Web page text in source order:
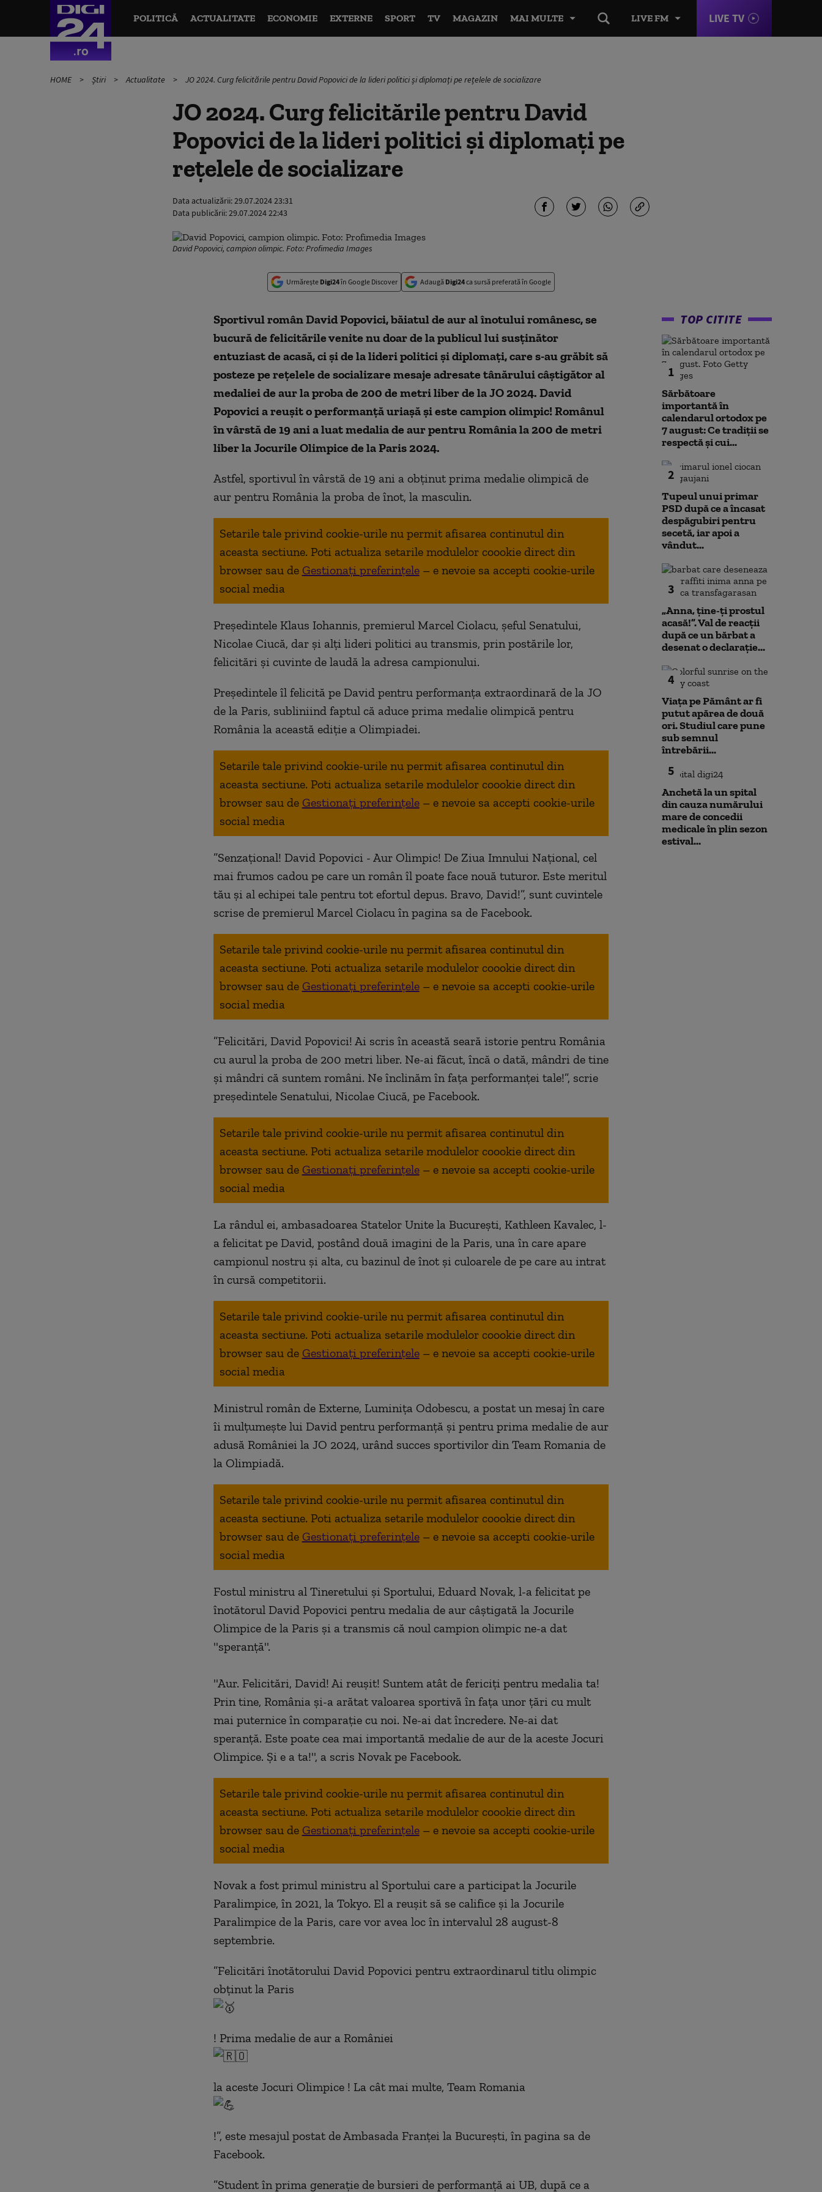
LIVE FM LIVE TV
POLITICĂ ACTUALITATE ECONOMIE EXTERNE SPORT TV MAGAZIN MAI MULTE
HOME Știri Actualitate JO 2024. Curg felicitările pentru David Popovici de la lideri politici și diplomați pe rețelele de socializare
JO 2024. Curg felicitările pentru David
Popovici de la lideri politici și diplomați pe
rețelele de socializare
Data actualizării:29.07.2024 23:31
Data publicării:29.07.2024 22:43
David Popovici, campion olimpic. Foto: Profimedia Images
Urmărește Digi24în Google Discover Adaugă Digi24ca sursă preferată în Google
Sportivul român David Popovici, băiatul de aur al înotului românesc, se
bucură de felicitările venite nu doar de la publicul lui susținător
entuziast de acasă, ci și de la lideri politici și diplomați, care s-au grăbit să
posteze pe rețelele de socializare mesaje adresate tânărului câștigător al
medaliei de aur la proba de 200 de metri liber de la JO 2024. David
Popovici a reușit o performanță uriașă și este campion olimpic! Românul
în vârstă de 19 ani a luat medalia de aur pentru România la 200 de metri
liber la Jocurile Olimpice de la Paris 2024.
Astfel, sportivul în vârstă de 19 ani a obținut prima medalie olimpică de
aur pentru România la proba de înot, la masculin.
Setarile tale privind cookie-urile nu permit afisarea continutul din
aceasta sectiune. Poti actualiza setarile modulelor coookie direct din
browser sau de Gestionați preferințele – e nevoie sa accepti cookie-urile
social media
Președintele Klaus Iohannis, premierul Marcel Ciolacu, șeful Senatului,
Nicolae Ciucă, dar și alți lideri politici au transmis, prin postările lor,
felicitări și cuvinte de laudă la adresa campionului.
Președintele îl felicită pe David pentru performanța extraordinară de la JO
de la Paris, subliniind faptul că aduce prima medalie olimpică pentru
România la această ediție a Olimpiadei.
Setarile tale privind cookie-urile nu permit afisarea continutul din
aceasta sectiune. Poti actualiza setarile modulelor coookie direct din
browser sau de Gestionați preferințele – e nevoie sa accepti cookie-urile
social media
”Senzațional! David Popovici - Aur Olimpic! De Ziua Imnului Național, cel
mai frumos cadou pe care un român îl poate face nouă tuturor. Este meritul
tău și al echipei tale pentru tot efortul depus. Bravo, David!”, sunt cuvintele
scrise de premierul Marcel Ciolacu în pagina sa de Facebook.
Setarile tale privind cookie-urile nu permit afisarea continutul din
aceasta sectiune. Poti actualiza setarile modulelor coookie direct din
browser sau de Gestionați preferințele – e nevoie sa accepti cookie-urile
social media
”Felicitări, David Popovici! Ai scris în această seară istorie pentru România
cu aurul la proba de 200 metri liber. Ne-ai făcut, încă o dată, mândri de tine
și mândri că suntem români. Ne înclinăm în fața performanței tale!”, scrie
președintele Senatului, Nicolae Ciucă, pe Facebook.
Setarile tale privind cookie-urile nu permit afisarea continutul din
aceasta sectiune. Poti actualiza setarile modulelor coookie direct din
browser sau de Gestionați preferințele – e nevoie sa accepti cookie-urile
social media
La rândul ei, ambasadoarea Statelor Unite la București, Kathleen Kavalec, l-
a felicitat pe David, postând două imagini de la Paris, una în care apare
campionul nostru și alta, cu bazinul de înot și culoarele de pe care au intrat
în cursă competitorii.
Setarile tale privind cookie-urile nu permit afisarea continutul din
aceasta sectiune. Poti actualiza setarile modulelor coookie direct din
browser sau de Gestionați preferințele – e nevoie sa accepti cookie-urile
social media
Ministrul român de Externe, Luminița Odobescu, a postat un mesaj în care
îi mulțumește lui David pentru performanță și pentru prima medalie de aur
adusă României la JO 2024, urând succes sportivilor din Team Romania de
la Olimpiadă.
Setarile tale privind cookie-urile nu permit afisarea continutul din
aceasta sectiune. Poti actualiza setarile modulelor coookie direct din
browser sau de Gestionați preferințele – e nevoie sa accepti cookie-urile
social media
Fostul ministru al Tineretului şi Sportului, Eduard Novak, l-a felicitat pe
înotătorul David Popovici pentru medalia de aur câştigată la Jocurile
Olimpice de la Paris şi a transmis că noul campion olimpic ne-a dat
''speranţă''.
''Aur. Felicitări, David! Ai reuşit! Suntem atât de fericiţi pentru medalia ta!
Prin tine, România şi-a arătat valoarea sportivă în faţa unor ţări cu mult
mai puternice în comparaţie cu noi. Ne-ai dat încredere. Ne-ai dat
speranţă. Este poate cea mai importantă medalie de aur de la aceste Jocuri
Olimpice. Şi e a ta!'', a scris Novak pe Facebook.
Setarile tale privind cookie-urile nu permit afisarea continutul din
aceasta sectiune. Poti actualiza setarile modulelor coookie direct din
browser sau de Gestionați preferințele – e nevoie sa accepti cookie-urile
social media
Novak a fost primul ministru al Sportului care a participat la Jocurile
Paralimpice, în 2021, la Tokyo. El a reuşit să se califice şi la Jocurile
Paralimpice de la Paris, care vor avea loc în intervalul 28 august-8
septembrie.
”Felicitări înotătorului David Popovici pentru extraordinarul titlu olimpic
obținut la Paris
! Prima medalie de aur a României
la aceste Jocuri Olimpice ! La cât mai multe, Team Romania
!”, este mesajul postat de Ambasada Franței la București, în pagina sa de
Facebook.
”Student în prima generație de bursieri de performanță ai UB, după ce a
TOP CITITE
1
Sărbătoare
importantă în
calendarul ortodox pe
7 august: Ce tradiții se
respectă și cui...
2
Tupeul unui primar
PSD după ce a încasat
despăgubiri pentru
secetă, iar apoi a
vândut...
3
„Anna, ţine-ţi prostul
acasă!”. Val de reacții
după ce un bărbat a
desenat o declarație...
4
Viața pe Pământ ar fi
putut apărea de două
ori. Studiul care pune
sub semnul
întrebării...
5
Anchetă la un spital
din cauza numărului
mare de concedii
medicale în plin sezon
estival...